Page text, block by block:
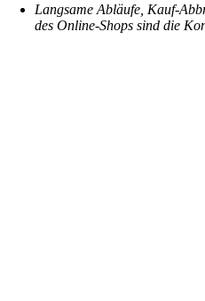
Langsame Abläufe, Kauf-
des Online-Shops sind die